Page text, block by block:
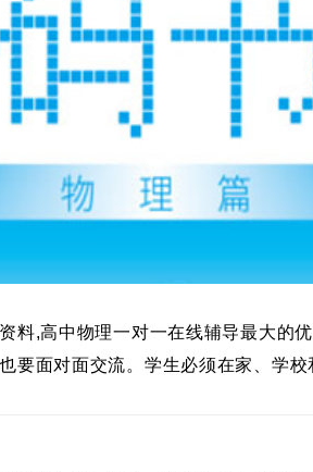
料,高中物理一对一在线辅导最大的
要面对面交流。学生必须在家、学